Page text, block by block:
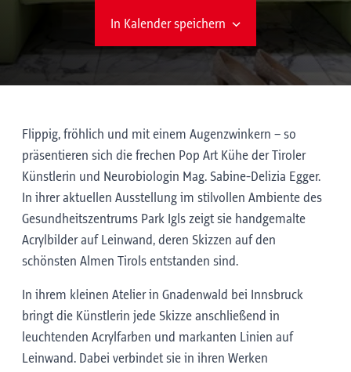
In Kalender speichern
Flippig, fröhlich und mit einem Augenzwinkern – so
präsentieren sich die frechen Pop Art Kühe der Tiroler
Künstlerin und Neurobiologin Mag. Sabine-Delizia Egger.
In ihrer aktuellen Ausstellung im stilvollen Ambiente des
Gesundheitszentrums Park Igls zeigt sie handgemalte
Acrylbilder auf Leinwand, deren Skizzen auf den
schönsten Almen Tirols entstanden sind.
In ihrem kleinen Atelier in Gnadenwald bei Innsbruck
bringt die Künstlerin jede Skizze anschließend in
leuchtenden Acrylfarben und markanten Linien auf
Leinwand. Dabei verbindet sie in ihren Werken